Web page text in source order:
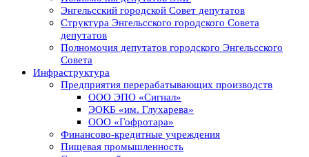
Энгельсский городской Совет депутатов
Структура Энгельсского городского Совета
депутатов
Полномочия депутатов городского Энгельсского
Совета
Инфраструктура
Предприятия перерабатывающих производств
ООО ЭПО «Сигнал»
ЭОКБ «им. Глухарева»
ООО «Гофротара»
Финансово-кредитные учреждения
Пищевая промышленность